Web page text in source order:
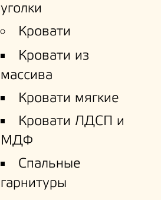
уголки
Кровати
Кровати из
массива
Кровати мягкие
Кровати ЛДСП и
МДФ
Спальные
гарнитуры